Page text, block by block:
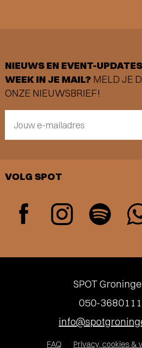
NIEUWS EN EVENT-
WEEK IN JE MAIL? MELD JE
ONZE NIEUWSBRIEF!
Jouw e-mailadres
VOLG SPOT
SPOT
050-3680111
FAQ Privacy, cookies &